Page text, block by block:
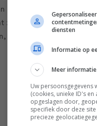
ontspannen recepten
ze de vele en
eenvoudige gerechten
diensten
Informatie op
Meer informatie
Uw persoonsgegevens
(cookies, unieke ID's
opgeslagen door,
specifiek door deze
precieze